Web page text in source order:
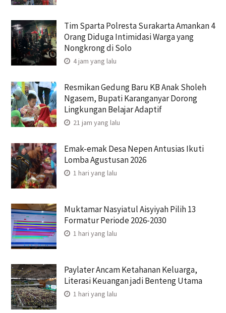
Tim Sparta Polresta Surakarta Amankan 4
Orang Diduga Intimidasi Warga yang
Nongkrong di Solo
4 jam yang lalu
Resmikan Gedung Baru KB Anak Sholeh
Ngasem, Bupati Karanganyar Dorong
Lingkungan Belajar Adaptif
21 jam yang lalu
Emak-emak Desa Nepen Antusias Ikuti
Lomba Agustusan 2026
1 hari yang lalu
Muktamar Nasyiatul Aisyiyah Pilih 13
Formatur Periode 2026-2030
1 hari yang lalu
Paylater Ancam Ketahanan Keluarga,
Literasi Keuangan jadi Benteng Utama
1 hari yang lalu